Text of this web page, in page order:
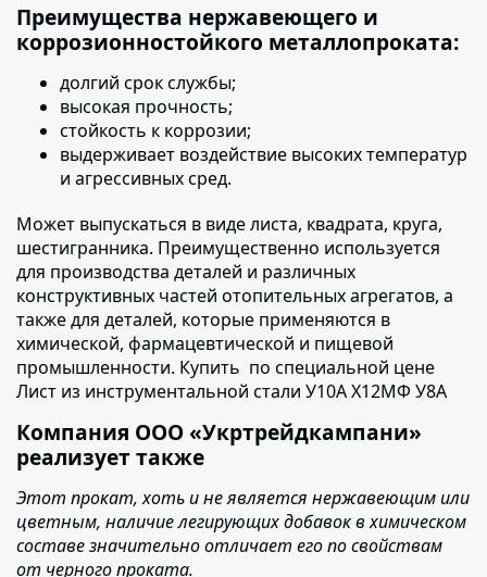
Преимущества нержавеющего и
коррозионностойкого металлопроката:
долгий срок службы;
высокая прочность;
стойкость к коррозии;
выдерживает воздействие высоких температур
и агрессивных сред.
Может выпускаться в виде листа, квадрата, круга,
шестигранника. Преимущественно используется
для производства деталей и различных
конструктивных частей отопительных агрегатов, а
также для деталей, которые применяются в
химической, фармацевтической и пищевой
промышленности. Купить по специальной цене
Лист из инструментальной стали У10А Х12МФ У8А
Компания ООО «Укртрейдкампани»
реализует также
Этот прокат, хоть и не является нержавеющим или
цветным, наличие легирующих добавок в химическом
составе значительно отличает его по свойствам
от черного проката.